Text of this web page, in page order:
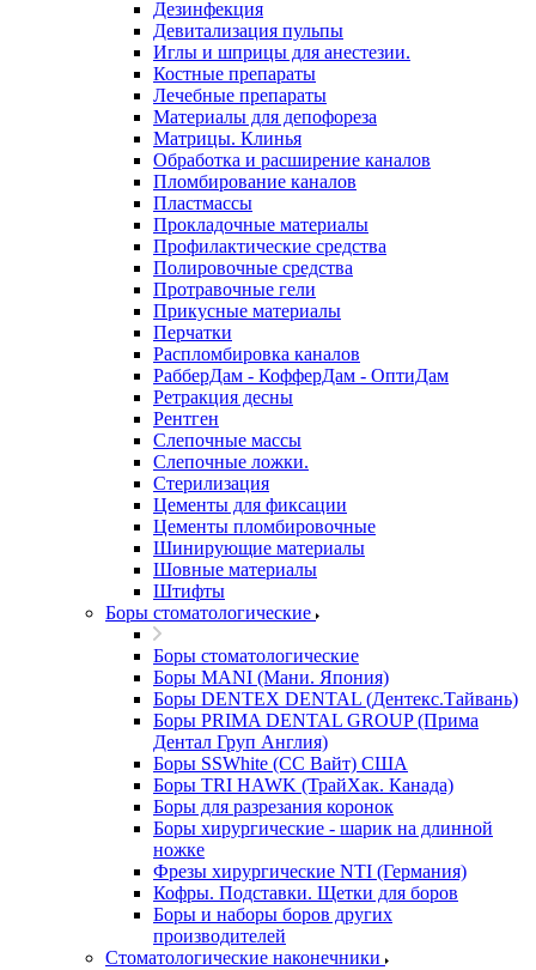
Дезинфекция
Девитализация пульпы
Иглы и шприцы для анестезии.
Костные препараты
Лечебные препараты
Материалы для депофореза
Матрицы. Клинья
Обработка и расширение каналов
Пломбирование каналов
Пластмассы
Прокладочные материалы
Профилактические средства
Полировочные средства
Протравочные гели
Прикусные материалы
Перчатки
Распломбировка каналов
РабберДам - КофферДам - ОптиДам
Ретракция десны
Рентген
Слепочные массы
Слепочные ложки.
Стерилизация
Цементы для фиксации
Цементы пломбировочные
Шинирующие материалы
Шовные материалы
Штифты
Боры стоматологические
Боры стоматологические
Боры MANI (Мани. Япония)
Боры DENTEX DENTAL (Дентекс.Тайвань)
Боры PRIMA DENTAL GROUP (Прима
Дентал Груп Англия)
Боры SSWhite (СС Вайт) США
Боры TRI HAWK (ТрайХак. Канада)
Боры для разрезания коронок
Боры хирургические - шарик на длинной
ножке
Фрезы хирургические NTI (Германия)
Кофры. Подставки. Щетки для боров
Боры и наборы боров других
производителей
Стоматологические наконечники